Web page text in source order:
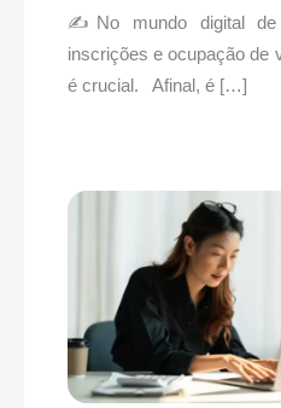
✍No mundo digital de
inscrições e ocupação de
é crucial. Afinal, é […]